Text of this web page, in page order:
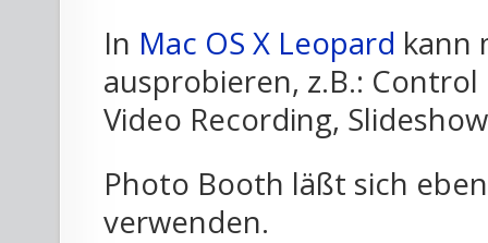
In Mac OS X Leopard kann
ausprobieren, z.B.:
Video Recording,
Photo Booth läßt sich
verwenden.